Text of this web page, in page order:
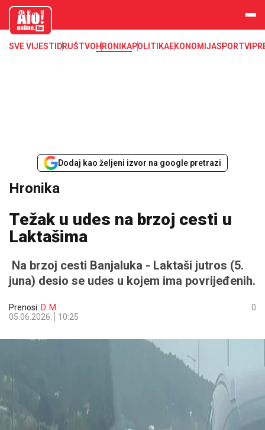
aloonline.b
SVE VIJESTI DRUŠTVOHRONIKAPOLITIKAEKONOMIJASPORTVIP
Dodaj kao željeni izvor na google pretrazi
Hronika
Težak u udes na brzoj cesti u
Laktašima
Na brzoj cesti Banjaluka - Laktaši jutros (5.
juna) desio se udes u kojem ima povrijeđenih.
Prenosi: D. M.
05.06.2026.
10:25
0